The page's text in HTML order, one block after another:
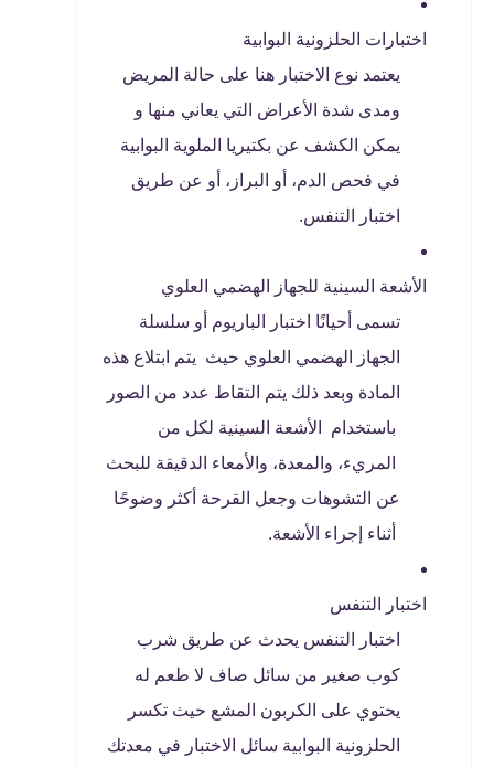
اختبارات الحلزونية البوابية
يعتمد نوع الاختبار هنا على حالة المريض
ومدى شدة الأعراض التي يعاني منها و
يمكن الكشف عن بكتيريا الملوية البوابية
في فحص الدم، أو البراز، أو عن طريق
اختبار التنفس.
الأشعة السينية للجهاز الهضمي العلوي
تسمى أحيانًا اختبار الباريوم أو سلسلة
الجهاز الهضمي العلوي حيث يتم ابتلاع هذه
المادة وبعد ذلك يتم التقاط عدد من الصور
باستخدام الأشعة السينية لكل من
المريء، والمعدة، والأمعاء الدقيقة للبحث
عن التشوهات وجعل القرحة أكثر وضوحًا
أثناء إجراء الأشعة.
اختبار التنفس
اختبار التنفس يحدث عن طريق شرب
كوب صغير من سائل صاف لا طعم له
يحتوي على الكربون المشع حيث تكسر
الحلزونية البوابية سائل الاختبار في معدتك